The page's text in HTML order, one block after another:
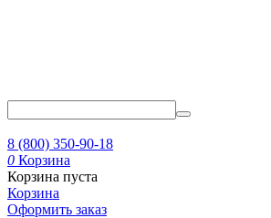
8 (800) 350-90-18
0 Корзина
Корзина пуста
Корзина
Оформить заказ